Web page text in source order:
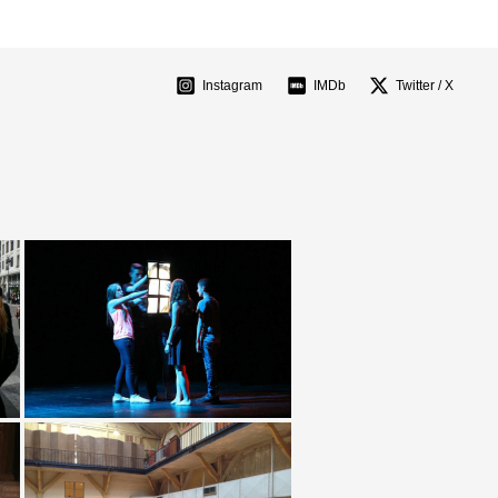
Instagram IMDb Twitter / X